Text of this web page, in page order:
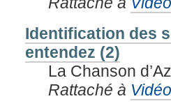
Identification des
entendez (2)
La Chanson
Rattaché à